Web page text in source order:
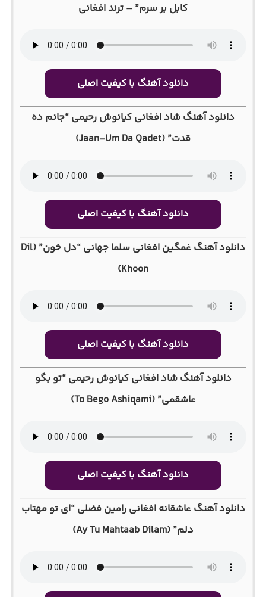
کابل بر سرم” – ترند افغانی
دانلود آهنگ با کیفیت اصلی
دانلود آهنگ شاد افغانی کیانوش رحیمی “جانم ده
قدت” (Jaan-Um Da Qadet)
دانلود آهنگ با کیفیت اصلی
دانلود آهنگ غمگین افغانی سلما جهانی “دل خون” (Dil
Khoon)
دانلود آهنگ با کیفیت اصلی
دانلود آهنگ شاد افغانی کیانوش رحیمی “تو بگو
عاشقمی” (To Bego Ashiqami)
دانلود آهنگ با کیفیت اصلی
دانلود آهنگ عاشقانه افغانی رامین فضلی “ای تو مهتاب
دلم” (Ay Tu Mahtaab Dilam)